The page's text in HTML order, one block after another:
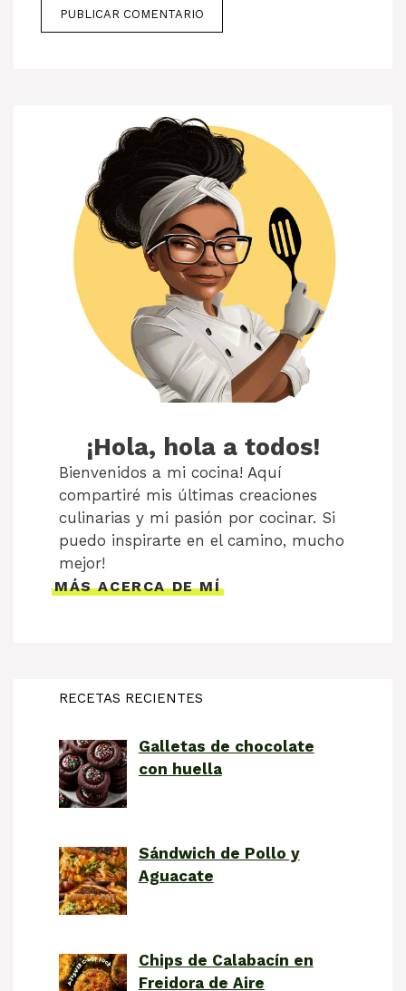
¡Hola, hola a todos!
Bienvenidos a mi cocina! Aquí
compartiré mis últimas creaciones
culinarias y mi pasión por cocinar. Si
puedo inspirarte en el camino, mucho
mejor!
MÁS ACERCA DE MÍ
RECETAS RECIENTES
Galletas de chocolate
con huella
Sándwich de Pollo y
Aguacate
Chips de Calabacín en
Freidora de Aire